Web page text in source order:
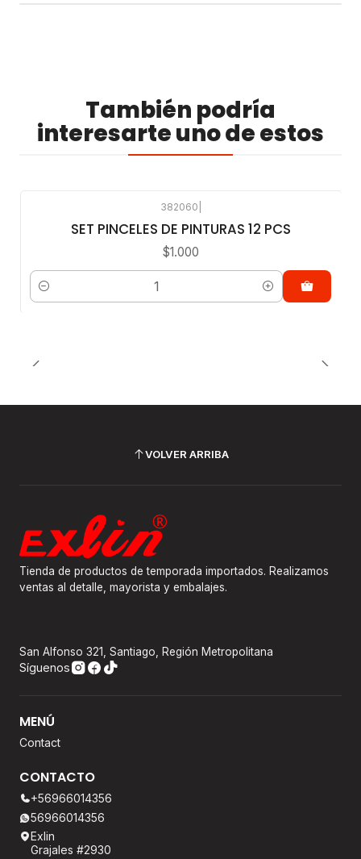
También podría
interesarte uno de estos
382060
SET PINCELES DE PINTURAS 12 PCS
$1.000
Cantidad
VOLVER ARRIBA
Tienda de productos de temporada importados. Realizamos
ventas al detalle, mayorista y embalajes.
San Alfonso 321, Santiago, Región Metropolitana
Síguenos
MENÚ
Contact
CONTACTO
+56966014356
56966014356
Exlin
Grajales #2930